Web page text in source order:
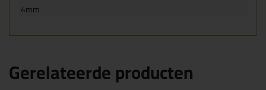
4mm
Gerelateerde producten